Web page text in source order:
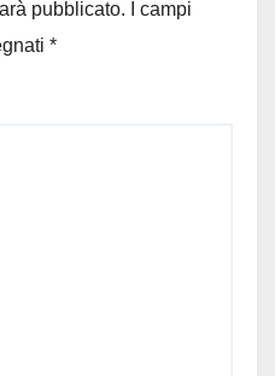
pubblicato.
I campi
*